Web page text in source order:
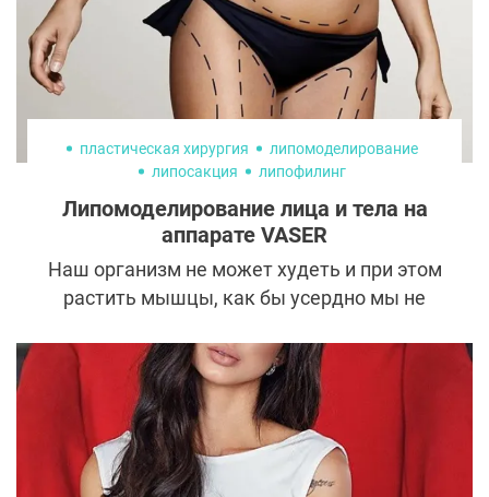
пластическая хирургия
липомоделирование
липосакция
липофилинг
Липомоделирование лица и тела на
аппарате VASER
Наш организм не может худеть и при этом
растить мышцы, как бы усердно мы не
необходим дефицит калорий, а для второго
— профицит. В то же время многие
мечтают о прессе в совокупности с
объемными круглыми ягодицами. Так
возможно ли получить все и сразу?